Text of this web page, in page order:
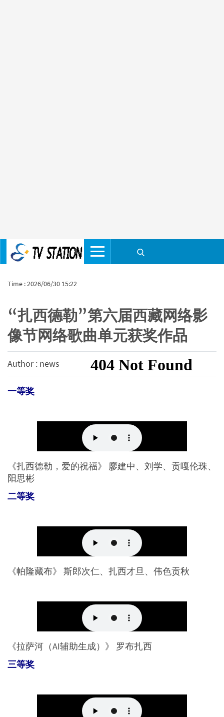
Time : 2026/06/30 15:22
“扎西德勒”第六届西藏网络影
像节网络歌曲单元获奖作品
Author : news
一等奖
《扎西德勒，爱的祝福》 廖建中、刘学、贡嘎伦珠、
阳思彬
二等奖
《帕隆藏布》 斯郎次仁、扎西才旦、伟色贡秋
《拉萨河（AI辅助生成）》 罗布扎西
三等奖